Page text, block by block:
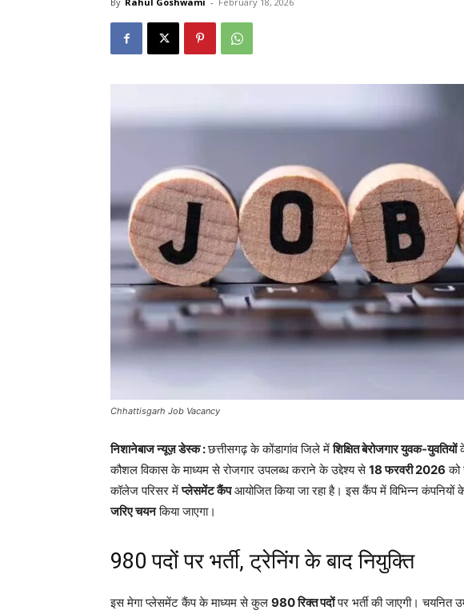
Chhattisgarh Job Vacancy
निशानेबाज न्यूज़ डेस्क :छत्तीसगढ़ के कोंडागांव जिले मेंशिक्षित बेरोजगार युवक-युवतियों
कौशल विकास के माध्यम से रोजगार उपलब्ध कराने के उद्देश्य से18 फरवरी 2026 को
कॉलेज परिसर मेंप्लेसमेंट कैंपआयोजित किया जा रहा है। इस कैंप में विभिन्न कंपनियों
जरिए चयनकिया जाएगा।
980 पदों पर भर्ती, ट्रेनिंग के बाद नियुक्ति
इस मेगा प्लेसमेंट कैंप के माध्यम से कुल 980 रिक्त पदोंपर भर्ती की जाएगी। चयनित